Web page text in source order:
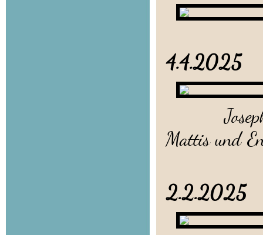
Josephin
Mattis und
2.2.2025